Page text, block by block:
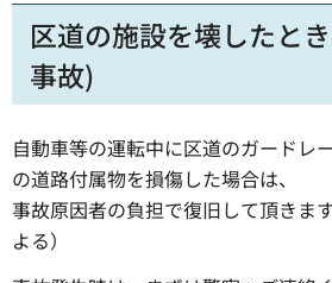
区道の施設を壊したと
事故)
自動車等の運転中に区道のガードレ
の道路付属物を損傷した場合は、
事故原因者の負担で復旧して頂きま
よる）